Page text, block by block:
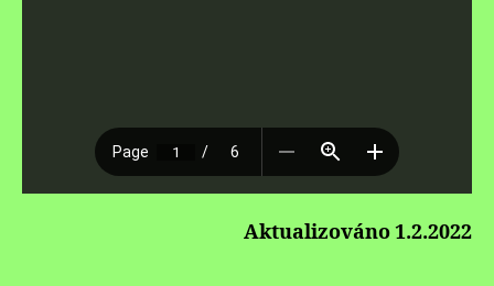
Aktualizováno 1.2.2022